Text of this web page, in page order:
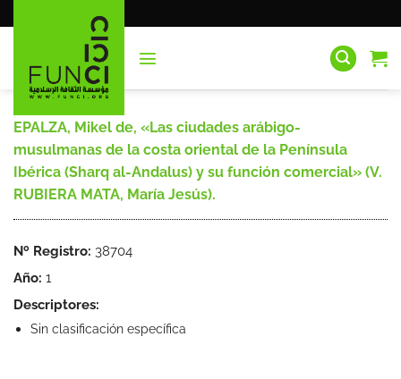
al
EPALZA, Mikel de, «Las ciudades arábigo-
musulmanas de la costa oriental de la Península
Ibérica (Sharq al-Andalus) y su función comercial» (V.
RUBIERA MATA, María Jesús).
Nº Registro: 38704
Año: 1
Descriptores:
Sin clasificación específica